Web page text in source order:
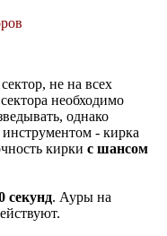
не на всех
необходимо
однако
- кирка
кирки с шансом
секунд. Ауры на